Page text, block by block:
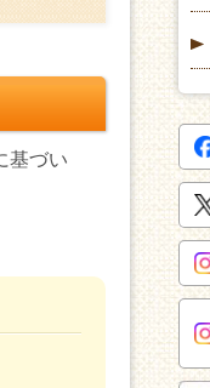
基づい